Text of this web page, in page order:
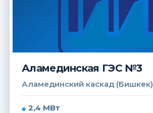
Аламединская ГЭС №3
Аламединский каскад (Бишкек)
2,4 МВт